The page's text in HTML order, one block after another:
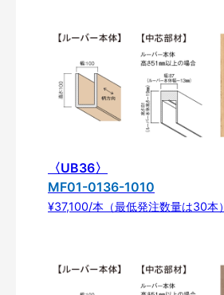
〈UB36〉
MF01-0136-1010
¥37,100/本（最低発注数量は30本）